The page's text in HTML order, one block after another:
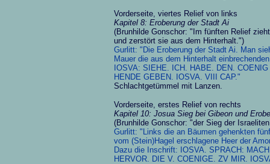
Vorderseite, viertes Relief von links
Kapitel 8: Eroberung der Stadt Ai
(Brunhilde Gonschor: "Im fünften Relief
und zerstört sie aus dem Hinterhalt.")
Gurlitt: "Die Eroberung der Stadt Ai. Man
Mauer die aus dem Hinterhalt
IOSVA: SIEHE. ICH. HABE. DEN.
HENDE GEBEN. IOSVA. VIII CAP."
Schlachtgetümmel mit Lanzen.
Vorderseite, erstes Relief von rechts
Kapitel 10: Josua Sieg bei Gibeon und
(Brunhilde Gonschor: "der Sieg der
Gurlitt: "Links die an Bäumen gehenkten
vom (Stein)Hagel erschlagene Heer der
Dazu die Inschrift: IOSVA. SPRACH:
HERVOR. DIE V. COENIGE. ZV MIR.